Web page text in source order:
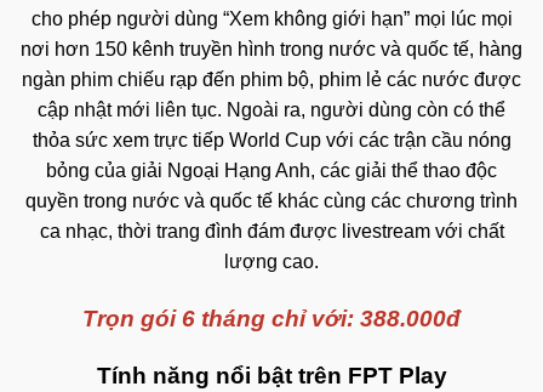
cho phép người dùng “Xem không giới hạn” mọi lúc mọi
nơi hơn 150 kênh truyền hình trong nước và quốc tế, hàng
ngàn phim chiếu rạp đến phim bộ, phim lẻ các nước được
cập nhật mới liên tục. Ngoài ra, người dùng còn có thể
thỏa sức xem trực tiếp World Cup với các trận cầu nóng
bỏng của giải Ngoại Hạng Anh, các giải thể thao độc
quyền trong nước và quốc tế khác cùng các chương trình
ca nhạc, thời trang đình đám được livestream với chất
lượng cao.
Trọn gói 6 tháng chỉ với: 388.000đ
Tính năng nổi bật trên FPT Play